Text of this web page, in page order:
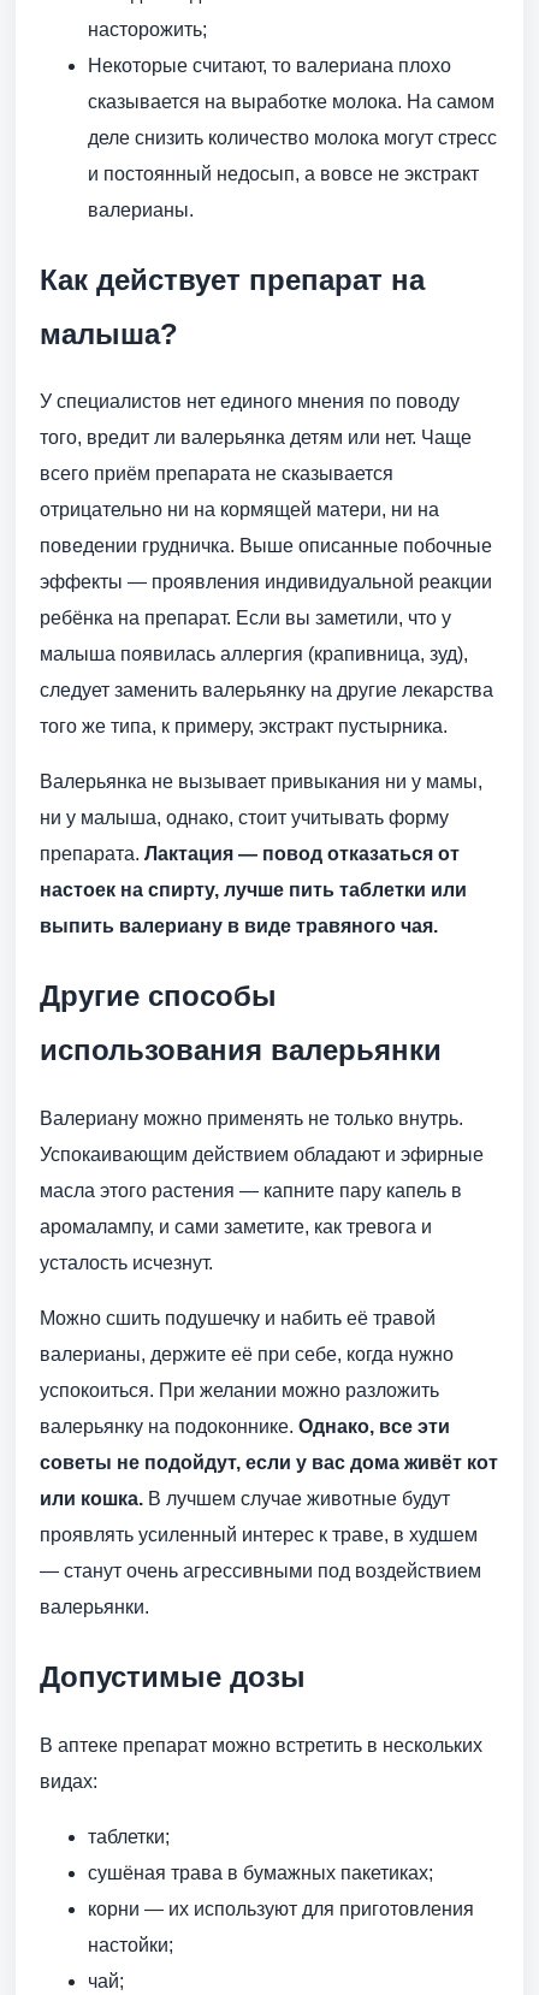
насторожить;
Некоторые считают, то валериана плохо
сказывается на выработке молока. На самом
деле снизить количество молока могут стресс
и постоянный недосып, а вовсе не экстракт
валерианы.
Как действует препарат на
малыша?
У специалистов нет единого мнения по поводу
того, вредит ли валерьянка детям или нет. Чаще
всего приём препарата не сказывается
отрицательно ни на кормящей матери, ни на
поведении грудничка. Выше описанные побочные
эффекты — проявления индивидуальной реакции
ребёнка на препарат. Если вы заметили, что у
малыша появилась аллергия (крапивница, зуд),
следует заменить валерьянку на другие лекарства
того же типа, к примеру, экстракт пустырника.
Валерьянка не вызывает привыкания ни у мамы,
ни у малыша, однако, стоит учитывать форму
препарата. Лактация — повод отказаться от
настоек на спирту, лучше пить таблетки или
выпить валериану в виде травяного чая.
Другие способы
использования валерьянки
Валериану можно применять не только внутрь.
Успокаивающим действием обладают и эфирные
масла этого растения — капните пару капель в
аромалампу, и сами заметите, как тревога и
усталость исчезнут.
Можно сшить подушечку и набить её травой
валерианы, держите её при себе, когда нужно
успокоиться. При желании можно разложить
валерьянку на подоконнике. Однако, все эти
советы не подойдут, если у вас дома живёт кот
или кошка. В лучшем случае животные будут
проявлять усиленный интерес к траве, в худшем
— станут очень агрессивными под воздействием
валерьянки.
Допустимые дозы
В аптеке препарат можно встретить в нескольких
видах:
таблетки;
сушёная трава в бумажных пакетиках;
корни — их используют для приготовления
настойки;
чай;